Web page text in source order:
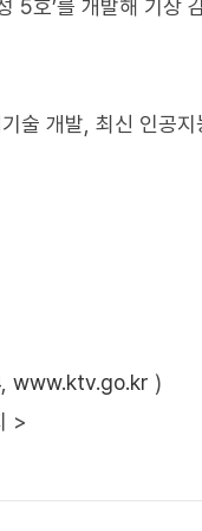
5호’를 개발해 기상
술 개발, 최신 인공
www.ktv.go.kr )
>